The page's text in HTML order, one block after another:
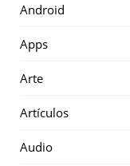
Android
Apps
Arte
Artículos
Audio